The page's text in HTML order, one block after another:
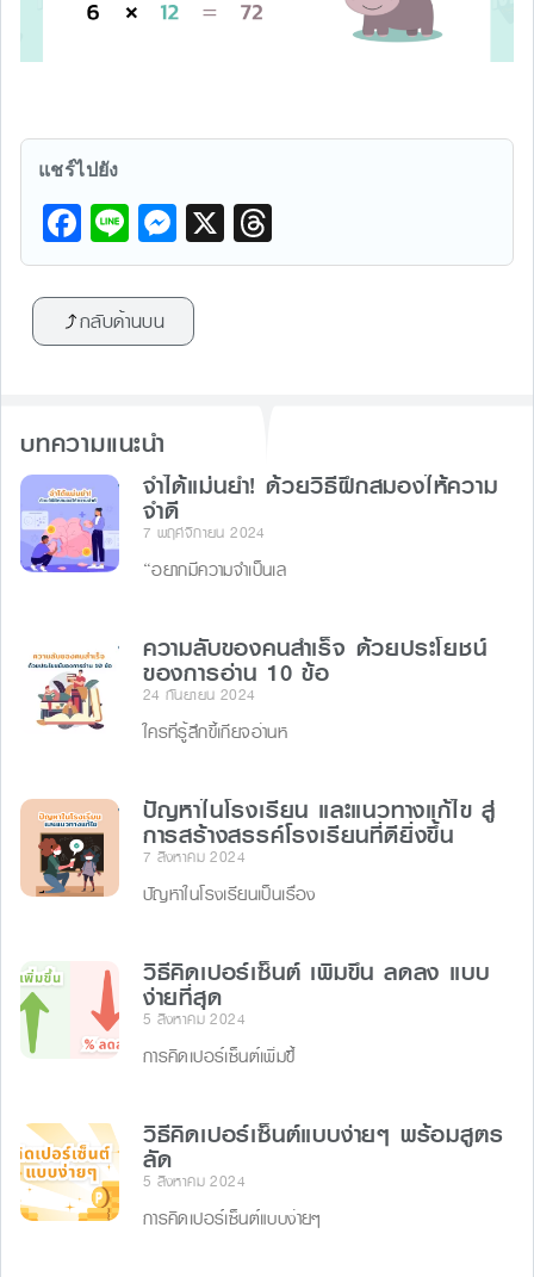
แชร์ไปยัง
F
a
c
e
o
k
Li
n
e
M
e
s
s
er
X
hr
กลับด้านบน
บทความแนะนำ
จำได้แม่นยำ! ด้วยวิธีฝึกสมองให้ความ
จำดี
7 พฤศจิกายน 2024
“อยากมีความจำเป็นเล
ความลับของคนสำเร็จ ด้วยประโยชน์
ของการอ่าน 10 ข้อ
24 กันยายน 2024
ใครที่รู้สึกขี้เกียจอ่านห
ปัญหาในโรงเรียน และแนวทางแก้ไข สู่
การสร้างสรรค์โรงเรียนที่ดียิ่งขึ้น
7 สิงหาคม 2024
ปัญหาในโรงเรียนเป็นเรื่อง
วิธีคิดเปอร์เซ็นต์ เพิ่มขึ้น ลดลง แบบ
ง่ายที่สุด
5 สิงหาคม 2024
การคิดเปอร์เซ็นต์เพิ่มขึ้
วิธีคิดเปอร์เซ็นต์แบบง่ายๆ พร้อมสูตร
ลัด
5 สิงหาคม 2024
การคิดเปอร์เซ็นต์แบบง่ายๆ